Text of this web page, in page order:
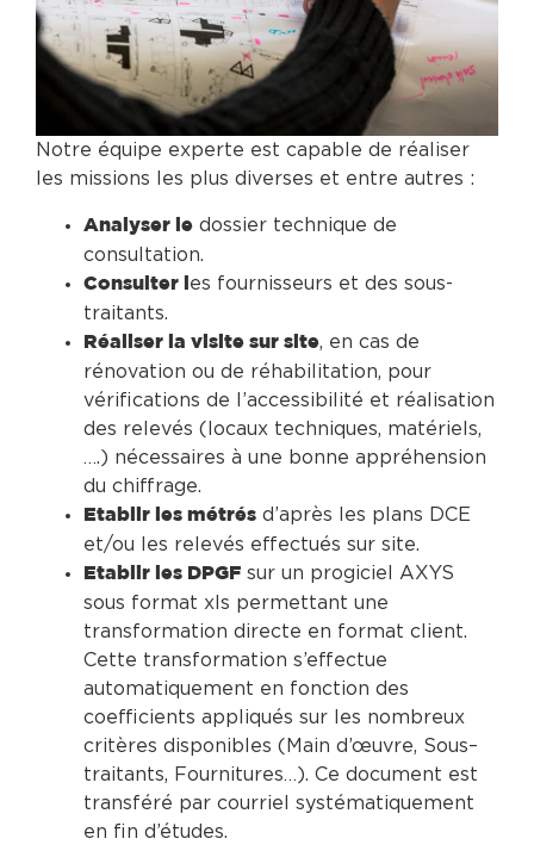
Notre équipe experte est capable de réaliser
les missions les plus diverses et entre autres :
Analyser le dossier technique de
consultation.
Consulter l es fournisseurs et des sous-
traitants.
Réaliser la visite sur site, en cas de
rénovation ou de réhabilitation, pour
vérifications de l’accessibilité et réalisation
des relevés (locaux techniques, matériels,
….) nécessaires à une bonne appréhension
du chiffrage.
Etablir les métrés d’après les plans DCE
et/ou les relevés effectués sur site.
Etablir les DPGF sur un progiciel AXYS
sous format xls permettant une
transformation directe en format client.
Cette transformation s’effectue
automatiquement en fonction des
coefficients appliqués sur les nombreux
critères disponibles (Main d’œuvre, Sous–
traitants, Fournitures…). Ce document est
transféré par courriel systématiquement
en fin d’études.